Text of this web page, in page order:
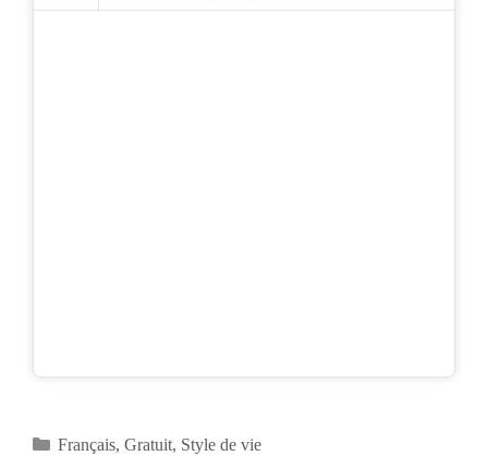
Catégories
Français, Gratuit, Style de vie